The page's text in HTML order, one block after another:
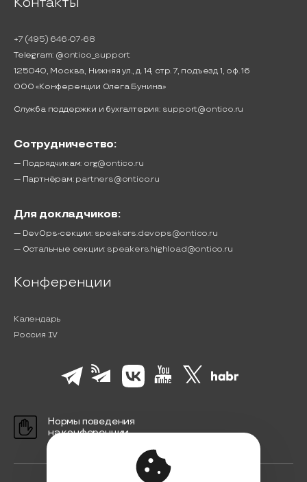
+7 (495) 646-07-68
Telegram: @ontico_support
125040, Москва, Нижняя ул., д. 14, стр. 7, подъезд 1, оф. 16
ООО «Конференции Олега Бунина»
Служба поддержки и бухгалтерия: support@ontico.ru
Сотрудничество:
— Подрядчикам: org@ontico.ru
— Партнёрам: partners@ontico.ru
Для докладчиков:
— DevOps-секции: speakers.devops@ontico.ru
— Остальные секции: speakers.highload@ontico.ru
Конференции
Календарь
Россия IV
Нормы поведения
на конференции